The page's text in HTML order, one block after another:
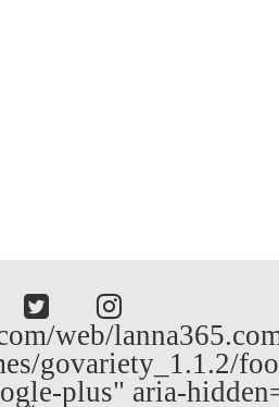
web/
govariety_1.1.2/
plus" aria-